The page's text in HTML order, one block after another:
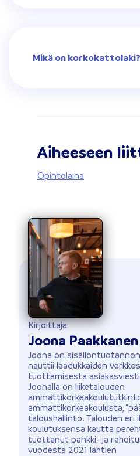
Mikä on korkokattolaki?
Aiheeseen
Opintolaina
Kirjoittaja
Joona Paakkanen
Joona on
nauttii laadukkaiden
tuottamisesta
Joonalla on liiketalouden
ammattikorkeakoulusta,
taloushallinto. Talouden eri
koulutuksensa kautta
tuottanut pankki- ja
vuodesta 2021 lähtien